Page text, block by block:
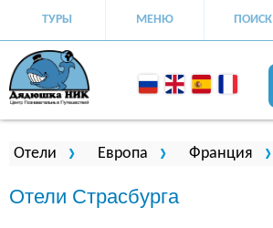
ТУРЫ МЕНЮ ПОИСК
Вы здесь
Отели Европа Франция
Отели Страсбурга